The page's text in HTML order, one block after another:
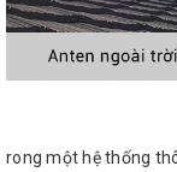
rong một hệ thống